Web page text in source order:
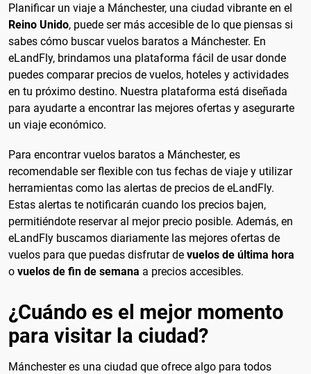
Planificar un viaje a Mánchester, una ciudad vibrante en el
Reino Unido, puede ser más accesible de lo que piensas si
sabes cómo buscar vuelos baratos a Mánchester. En
eLandFly, brindamos una plataforma fácil de usar donde
puedes comparar precios de vuelos, hoteles y actividades
en tu próximo destino. Nuestra plataforma está diseñada
para ayudarte a encontrar las mejores ofertas y asegurarte
un viaje económico.
Para encontrar vuelos baratos a Mánchester, es
recomendable ser flexible con tus fechas de viaje y utilizar
herramientas como las alertas de precios de eLandFly.
Estas alertas te notificarán cuando los precios bajen,
permitiéndote reservar al mejor precio posible. Además, en
eLandFly buscamos diariamente las mejores ofertas de
vuelos para que puedas disfrutar de vuelos de última hora
o vuelos de fin de semana a precios accesibles.
¿Cuándo es el mejor momento
para visitar la ciudad?
Mánchester es una ciudad que ofrece algo para todos